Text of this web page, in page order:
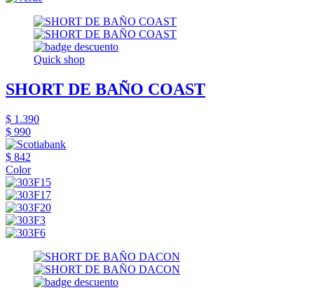
Quick shop
SHORT DE BAÑO COAST
$ 1.390
$ 990
$ 842
Color